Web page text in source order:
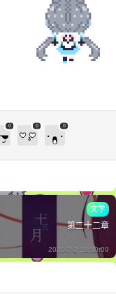
0 0 0
文学
第二十二章
2020-2-2 19:30:09